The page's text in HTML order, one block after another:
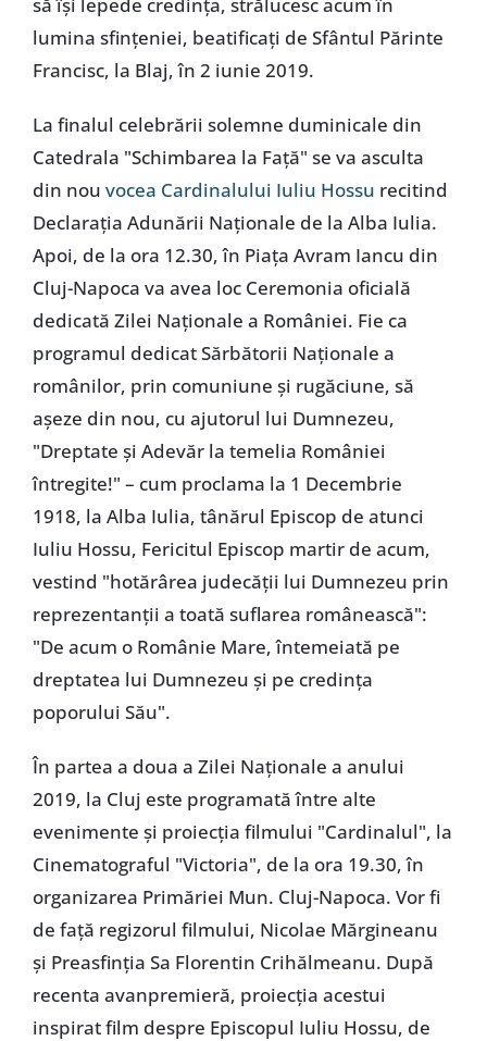
lumina sfințeniei, beatificați de Sfântul Părinte
Francisc, la Blaj, în 2 iunie 2019.
La finalul celebrării solemne duminicale din
Catedrala "Schimbarea la Față" se va asculta
din nou vocea Cardinalului Iuliu Hossu recitind
Declarația Adunării Naționale de la Alba Iulia.
Apoi, de la ora 12.30, în Piața Avram Iancu din
Cluj-Napoca va avea loc Ceremonia oficială
dedicată Zilei Naționale a României. Fie ca
programul dedicat Sărbătorii Naționale a
românilor, prin comuniune și rugăciune, să
așeze din nou, cu ajutorul lui Dumnezeu,
"Dreptate și Adevăr la temelia României
întregite!" – cum proclama la 1 Decembrie
1918, la Alba Iulia, tânărul Episcop de atunci
Iuliu Hossu, Fericitul Episcop martir de acum,
vestind "hotărârea judecății lui Dumnezeu prin
reprezentanții a toată suflarea românească":
"De acum o Românie Mare, întemeiată pe
dreptatea lui Dumnezeu și pe credința
poporului Său".
În partea a doua a Zilei Naționale a anului
2019, la Cluj este programată între alte
evenimente și proiecția filmului "Cardinalul", la
Cinematograful "Victoria", de la ora 19.30, în
organizarea Primăriei Mun. Cluj-Napoca. Vor fi
de față regizorul filmului, Nicolae Mărgineanu
și Preasfinția Sa Florentin Crihălmeanu. După
recenta avanpremieră, proiecția acestui
inspirat film despre Episcopul Iuliu Hossu, de